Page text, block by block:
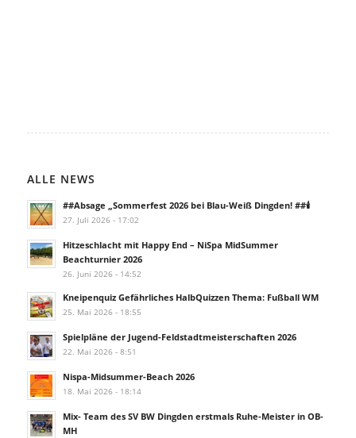
ALLE NEWS
##Absage „Sommerfest 2026 bei Blau-Weiß Dingden! ##🕯️
27. Juli 2026 - 17:02
Hitzeschlacht mit Happy End – NiSpa MidSummer
Beachturnier 2026
26. Juni 2026 - 14:52
Kneipenquiz Gefährliches HalbQuizzen Thema: Fußball WM
25. Mai 2026 - 18:55
Spielpläne der Jugend-Feldstadtmeisterschaften 2026
22. Mai 2026 - 8:51
Nispa-Midsummer-Beach 2026
18. Mai 2026 - 18:14
Mix- Team des SV BW Dingden erstmals Ruhe-Meister in OB-
MH